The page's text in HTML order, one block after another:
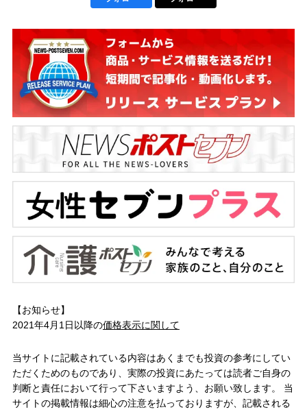
【お知らせ】
2021年4月1日以降の価格表示に関して
当サイトに記載されている内容はあくまでも投資の参考にしてい
ただくためのものであり、実際の投資にあたっては読者ご自身の
判断と責任において行って下さいますよう、お願い致します。 当
サイトの掲載情報は細心の注意を払っておりますが、記載される